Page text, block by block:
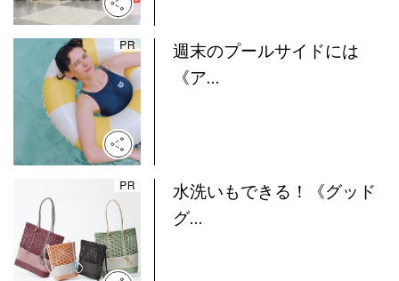
週末のプールサイドには
《ア...
水洗いもできる！《グッド
グ...